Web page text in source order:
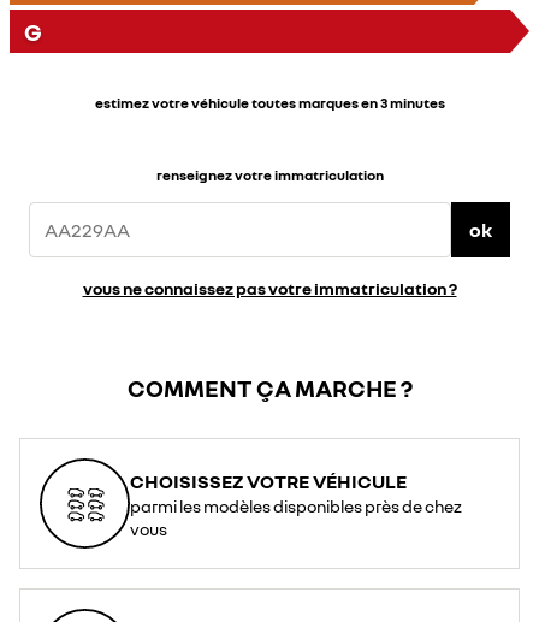
G
estimez votre véhicule toutes marques en 3 minutes
renseignez votre immatriculation
ok
vous ne connaissez pas votre immatriculation ?
COMMENT ÇA MARCHE ?
CHOISISSEZ VOTRE VÉHICULE
parmi les modèles disponibles près de chez
vous